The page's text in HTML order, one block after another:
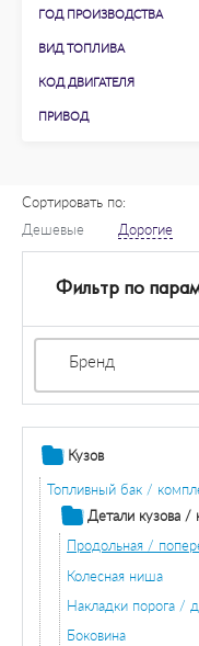
ГОД ПРОИЗВОДСТВА
ВИД ТОПЛИВА
КОД ДВИГАТЕЛЯ
ПРИВОД
Сортировать по:
Дешевые
Дорогие
Фильтр по
Бренд
Кузов
Топливный бак /
Детали кузова
Продольная /
Колесная ниша
Накладки порога /
Боковина